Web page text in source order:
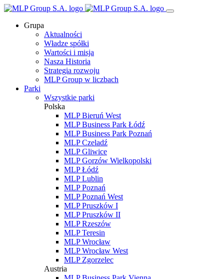
Grupa
Aktualności
Władze spółki
Wartości i misja
Nasza Historia
Strategia rozwoju
MLP Group w liczbach
Parki
Wszystkie parki
Polska
MLP Bieruń West
MLP Business Park Łódź
MLP Business Park Poznań
MLP Czeladź
MLP Gliwice
MLP Gorzów Wielkopolski
MLP Łódź
MLP Lublin
MLP Poznań
MLP Poznań West
MLP Pruszków I
MLP Pruszków II
MLP Rzeszów
MLP Teresin
MLP Wrocław
MLP Wrocław West
MLP Zgorzelec
Austria